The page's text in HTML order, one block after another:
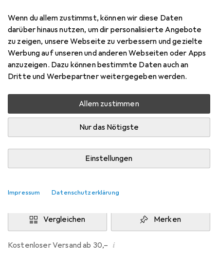
Wenn du allem zustimmst, können wir diese Daten
darüber hinaus nutzen, um dir personalisierte Angebote
zu zeigen, unsere Webseite zu verbessern und gezielte
Werbung auf unseren und anderen Webseiten oder Apps
anzuzeigen. Dazu können bestimmte Daten auch an
Dritte und Werbepartner weitergegeben werden.
Allem zustimmen
Nur das Nötigste
Einstellungen
Impressum Datenschutzerklärung
Preis in EUR inkl. MwSt.
42
Bewertungen Marke
Mehr von Saphir Beaute
du Cuir
Zwischen Do, 13.8. und Mo, 17.8. geliefert
Mehr als 10 Stück an Lager beim Drittanbieter
Lieferort angeben für genaue Lieferzeit
StockNet ConnectFR
In den Warenkorb
Vergleichen Merken
Kostenloser Versand ab 30,– i